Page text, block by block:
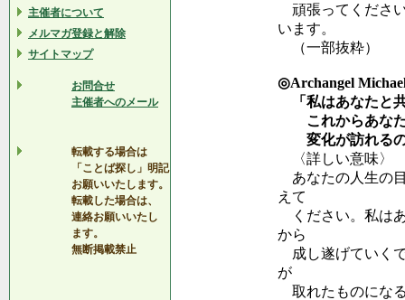
主催者について
メルマガ登録と解除
サイトマップ
お問合せ
主催者へのメール
転載する場合は
「ことば探し」明記
お願いいたします。
転載した場合は、
連絡お願いいたし
ます。
無断掲載禁止
頑張ってくださ
います。
（一部抜粋）
◎Archangel
「私はあなたと
これからあなた
変化が訪れるの
〈詳しい意味〉
あなたの人生の
えて
ください。私は
から
成し遂げていく
が
取れたものにな